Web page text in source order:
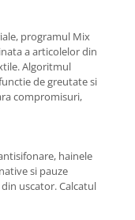
programul Mix
a articolelor din
Algoritmul
de greutate si
compromisuri,
hainele
si pauze
uscator. Calcatul